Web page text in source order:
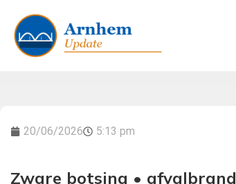
20/06/2026 5:13 pm
Zware botsing • afvalbrand